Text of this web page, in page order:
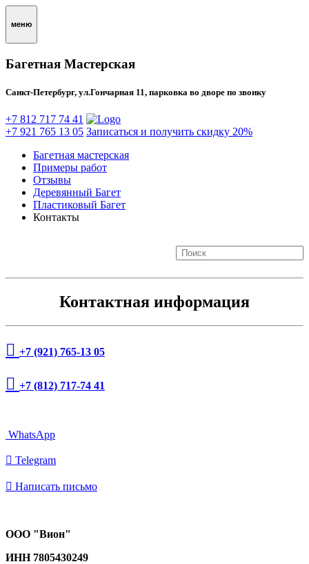
меню
Багетная Мастерская
Санкт-Петербург, ул.Гончарная 11, парковка во дворе по звонку
+7 812 717 74 41
+7 921 765 13 05 Записаться и получить скидку 20%
Багетная мастерская
Примеры работ
Отзывы
Деревянный Багет
Пластиковый Багет
Контакты
Контактная информация
 +7 (921) 765-13 05
 +7 (812) 717-74 41
WhatsApp
 Telegram
 Написать письмо
ООО "Вион"
ИНН 7805430249